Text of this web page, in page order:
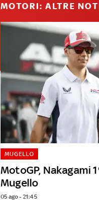
MOTORI: ALTRE
MotoGP, Nakagami
Mugello
MUGELLO
05 ago - 21:45